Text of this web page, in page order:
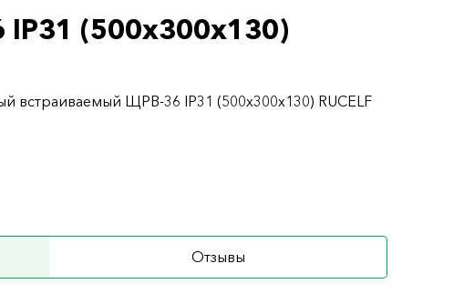
(500х300х130)
встраиваемый ЩРВ-36 IP31 (500х300х130) RUCELF
Отзывы